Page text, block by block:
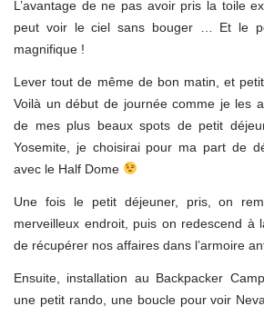
L’avantage de ne pas avoir pris la toile
peut voir le ciel sans bouger … Et le
magnifique !
Lever tout de même de bon matin, et
Voilà un début de journée comme je les
de mes plus beaux spots de petit
Yosemite, je choisirai pour ma part de
avec le Half Dome
Une fois le petit déjeuner, pris, on
merveilleux endroit, puis on redescend à
de récupérer nos affaires dans l’armoire
Ensuite, installation au Backpacker
une petit rando, une boucle pour voir